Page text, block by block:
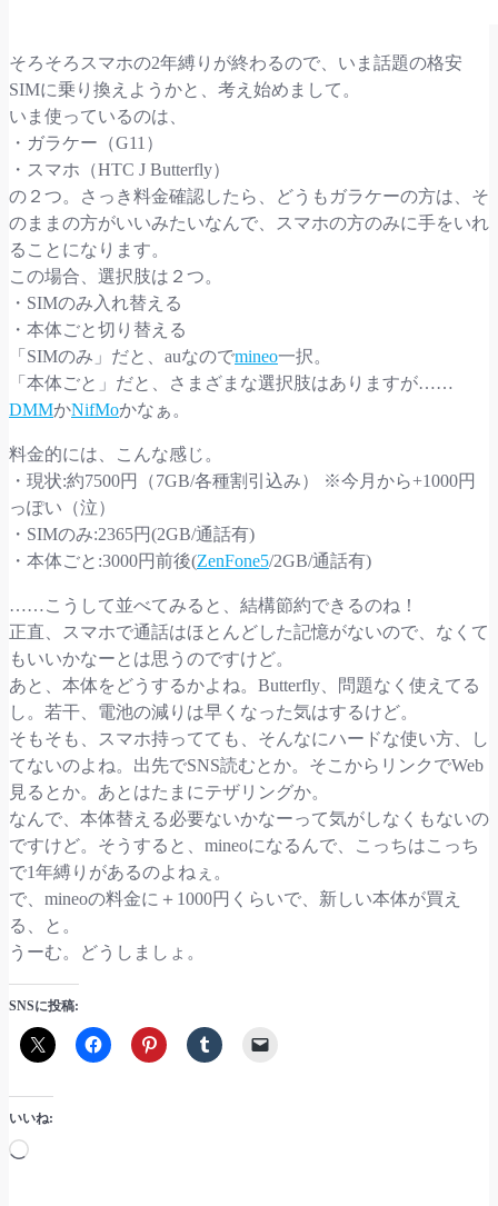
そろそろスマホの2年縛りが終わるので、いま話題の格安
SIMに乗り換えようかと、考え始めまして。
いま使っているのは、
・ガラケー（G11）
・スマホ（HTC J Butterfly）
の２つ。さっき料金確認したら、どうもガラケーの方は、そ
のままの方がいいみたいなんで、スマホの方のみに手をいれ
ることになります。
この場合、選択肢は２つ。
・SIMのみ入れ替える
・本体ごと切り替える
「SIMのみ」だと、auなのでmineo一択。
「本体ごと」だと、さまざまな選択肢はありますが……
DMMかNifMoかなぁ。
料金的には、こんな感じ。
・現状:約7500円（7GB/各種割引込み） ※今月から+1000円
っぽい（泣）
・SIMのみ:2365円(2GB/通話有)
・本体ごと:3000円前後(ZenFone5/2GB/通話有)
……こうして並べてみると、結構節約できるのね！
正直、スマホで通話はほとんどした記憶がないので、なくて
もいいかなーとは思うのですけど。
あと、本体をどうするかよね。Butterfly、問題なく使えてる
し。若干、電池の減りは早くなった気はするけど。
そもそも、スマホ持ってても、そんなにハードな使い方、し
てないのよね。出先でSNS読むとか。そこからリンクでWeb
見るとか。あとはたまにテザリングか。
なんで、本体替える必要ないかなーって気がしなくもないの
ですけど。そうすると、mineoになるんで、こっちはこっち
で1年縛りがあるのよねぇ。
で、mineoの料金に＋1000円くらいで、新しい本体が買え
る、と。
うーむ。どうしましょ。
SNSに投稿:
いいね:
読